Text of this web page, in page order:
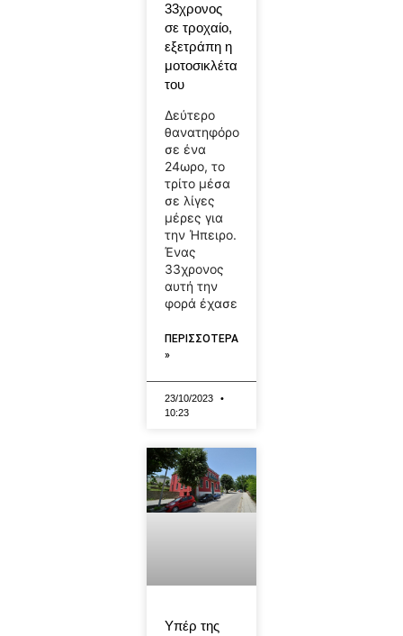
33χρονος
σε τροχαίο,
εξετράπη η
μοτοσικλέτα
του
Δεύτερο
θανατηφόρο
σε ένα
24ωρο, το
τρίτο μέσα
σε λίγες
μέρες για
την Ήπειρο.
Ένας
33χρονος
αυτή την
φορά έχασε
ΠΕΡΙΣΣΟΤΕΡΑ
»
23/10/2023
10:23
Υπέρ της